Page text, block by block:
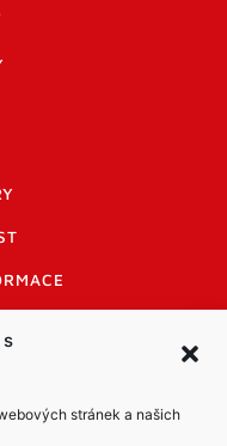
stránek a našich